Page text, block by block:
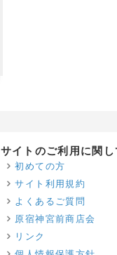
サイトのご利用に関し
初めての方
サイト利用規約
よくあるご質問
原宿神宮前商店会
リンク